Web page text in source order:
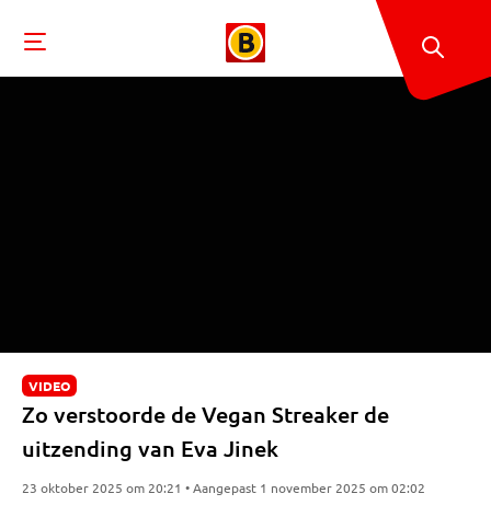
VIDEO
Zo verstoorde de Vegan Streaker de
uitzending van Eva Jinek
23 oktober 2025 om 20:21 • Aangepast 1 november 2025 om 02:02